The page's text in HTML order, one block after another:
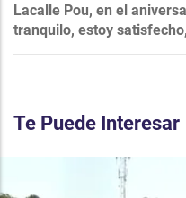
Lacalle Pou, en el
tranquilo, estoy
Te Puede Interesar